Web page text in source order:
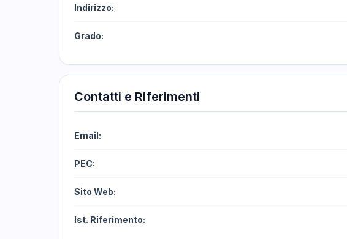
Indirizzo:
Grado:
Contatti e Riferimenti
Email:
PEC:
Sito Web:
Ist. Riferimento: